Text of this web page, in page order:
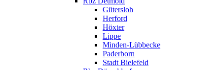
Gütersloh
Herford
Höxter
Lippe
Minden-Lübbecke
Paderborn
Stadt Bielefeld